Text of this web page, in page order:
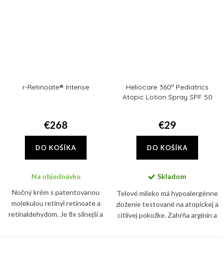
r-Retinoate® Intense
€268
DO KOŠÍKA
Na objednávku
Nočný krém s patentovanou
molekulou retinyl retinoate a
retinaldehydom. Je 8x silnejší a
Heliocare 360º Pediatrics
Atopic Lotion Spray SPF 50
€29
DO KOŠÍKA
Skladom
Telové mlieko má hypoalergénne
zloženie testované na atopickej a
citlivej pokožke. Zahŕňa arginín a